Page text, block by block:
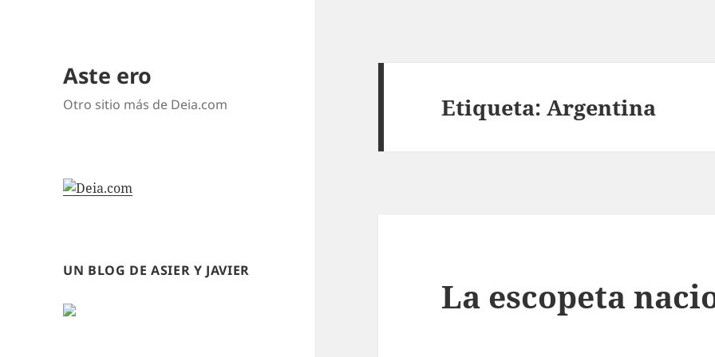
Aste ero
Otro sitio más de Deia.com
UN BLOG DE ASIER Y JAVIER
Etiqueta:Argentina
La escopeta